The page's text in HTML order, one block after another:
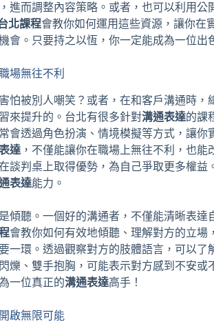
進而調整內容策略。或者，也可以利用公
北課程會教你如何運用這些資源，讓你在
會。只要持之以恆，你一定能成為一位出
場無往不利
怕被別人嘲笑？或者，在和客戶溝通時
來提升的。台北有很多針對溝通表達的課
會透過角色扮演、情境模擬等方式，讓
達 ，不僅能讓你在職場上無往不利，也
談判桌上取得優勢，為自己爭取更多權益
表達能力。
傾聽。一個好的溝通者，不僅能清晰表達
會教你如何有效地傾聽、理解對方的立
一環。透過觀察對方的肢體語言，可以
爍、雙手抱胸，可能表示對方感到不安
一位真正的溝通表達高手！
啟無限可能